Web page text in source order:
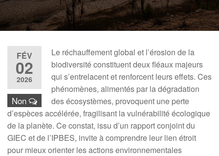
FÉV
02
2026
Non
Le réchauffement global et l’érosion de la
biodiversité constituent deux fléaux majeurs
qui s’entrelacent et renforcent leurs effets. Ces
phénomènes, alimentés par la dégradation
des écosystèmes, provoquent une perte
d’espèces accélérée, fragilisant la vulnérabilité écologique
de la planète. Ce constat, issu d’un rapport conjoint du
GIEC et de l’IPBES, invite à comprendre leur lien étroit
pour mieux orienter les actions environnementales